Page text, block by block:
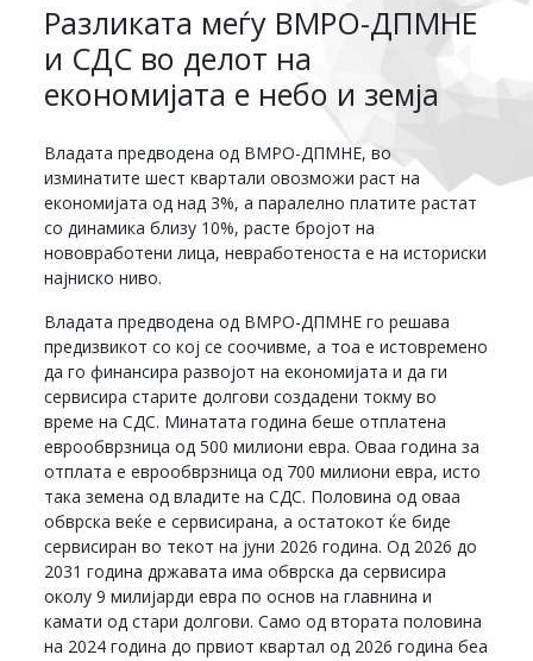
Разликата меѓу ВМРО-ДПМНЕ
и СДС во делот на
економијата е небо и земја
Владата предводена од ВМРО-ДПМНЕ, во
изминатите шест квартали овозможи раст на
економијата од над 3%, а паралелно платите растат
со динамика близу 10%, расте бројот на
нововработени лица, невработеноста е на историски
најниско ниво.
Владата предводена од ВМРО-ДПМНЕ го решава
предизвикот со кој се соочивме, а тоа е истовремено
да го финансира развојот на економијата и да ги
сервисира старите долгови создадени токму во
време на СДС. Минатата година беше отплатена
еврообврзница од 500 милиони евра. Оваа година за
отплата е еврообврзница од 700 милиони евра, исто
така земена од владите на СДС. Половина од оваа
обврска веќе е сервисирана, а остатокот ќе биде
сервисиран во текот на јуни 2026 година. Од 2026 до
2031 година државата има обврска да сервисира
околу 9 милијарди евра по основ на главнина и
камати од стари долгови. Само од втората половина
на 2024 година до првиот квартал од 2026 година беа